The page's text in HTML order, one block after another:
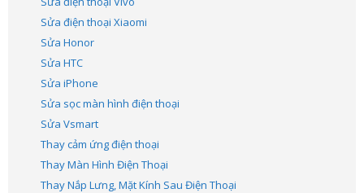
Sửa điện thoại Xiaomi
Sửa Honor
Sửa HTC
Sửa iPhone
Sửa sọc màn hình điện thoại
Sửa Vsmart
Thay cảm ứng điện thoại
Thay Màn Hình Điện Thoại
Thay Nắp Lưng, Mặt Kính Sau Điện Thoại